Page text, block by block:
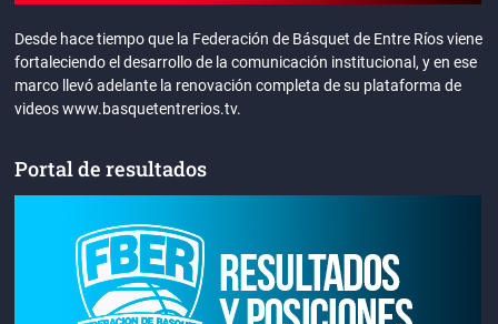
Desde hace tiempo que la Federación de Básquet de Entre Ríos viene
fortaleciendo el desarrollo de la comunicación institucional, y en ese
marco llevó adelante la renovación completa de su plataforma de
videos www.basquetentrerios.tv.
Portal de resultados